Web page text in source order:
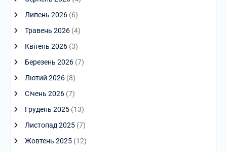
Липень 2026(6)
Травень 2026(4)
Квітень 2026(3)
Березень 2026(7)
Лютий 2026(8)
Січень 2026(7)
Грудень 2025(13)
Листопад 2025(7)
Жовтень 2025(12)